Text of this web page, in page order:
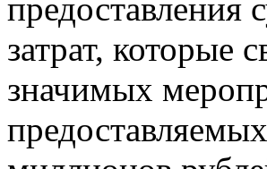
предоставления
затрат, которые
значимых